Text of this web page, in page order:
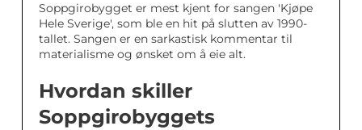
Soppgirobygget er mest kjent for sangen 'Kjøpe
Hele Sverige', som ble en hit på slutten av 1990-
tallet. Sangen er en sarkastisk kommentar til
materialisme og ønsket om å eie alt.
Hvordan skiller
Soppgirobyggets